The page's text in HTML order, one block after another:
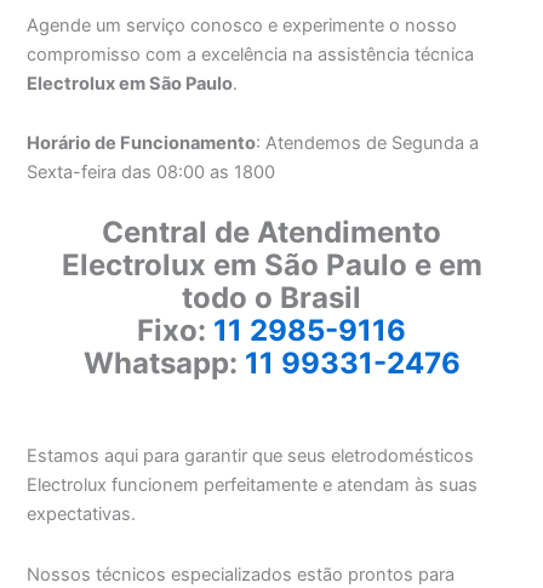
Agende um serviço conosco e experimente o nosso
compromisso com a excelência na assistência técnica
Electrolux em São Paulo.
Horário de Funcionamento: Atendemos de Segunda a
Sexta-feira das 08:00 as 1800
Central de Atendimento
Electrolux em São Paulo e em
todo o Brasil
Fixo: 11 2985-9116
Whatsapp: 11 99331-2476
Estamos aqui para garantir que seus eletrodomésticos
Electrolux funcionem perfeitamente e atendam às suas
expectativas.
Nossos técnicos especializados estão prontos para